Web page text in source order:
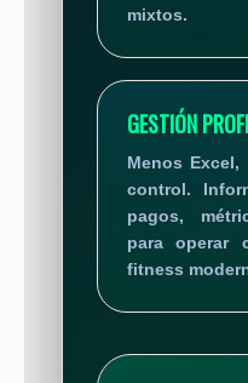
mixtos.
GESTIÓN
Menos
control.
pagos,
para operar
fitness